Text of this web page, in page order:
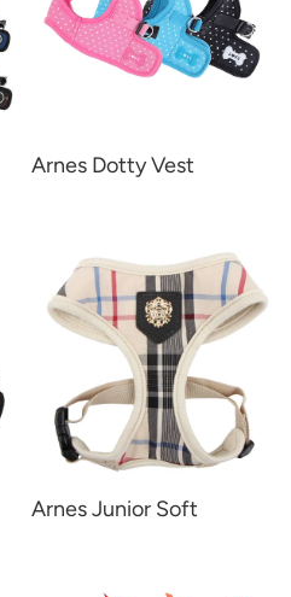
Arnes Dotty Vest
Arnes Junior Soft